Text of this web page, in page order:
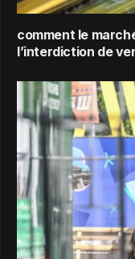
comment le
l’interdiction de